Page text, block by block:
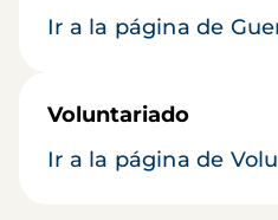
Ir a la página de
Voluntariado
Ir a la página de